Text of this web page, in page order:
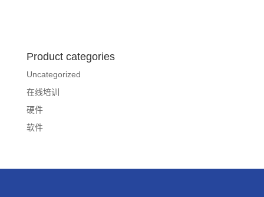
Product categories
Uncategorized
在线培训
硬件
软件